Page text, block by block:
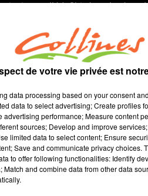
interpellé à Chizé et placé en
après-midi soupçonné deux jours
frappé à coup de bate de baseball
peintre de renommée
à Bressuire.
expose quelques uns de ses
l'occasion du festival
national du bonzaï ce week-
photo ).
Barton de retour en
de votre vie privée est
data processing based on your consent
data to select advertising; Create profiles
performance; Measure content
sources; Develop and improve
limited data to select content; Ensure
Save and communicate privacy choices.
to offer following functionalities: Identify
and combine data from other data